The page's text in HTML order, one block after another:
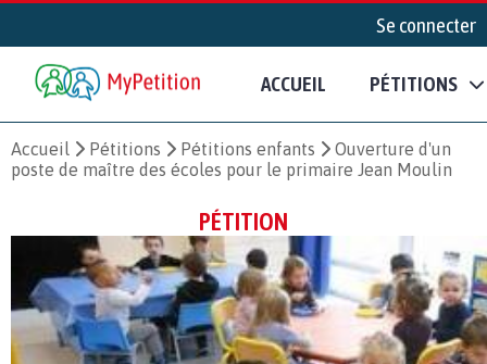
Se connecter
ACCUEIL PÉTITIONS
Accueil Pétitions Pétitions enfants
Ouverture d'un
poste de maître des écoles pour le primaire Jean Moulin
PÉTITION